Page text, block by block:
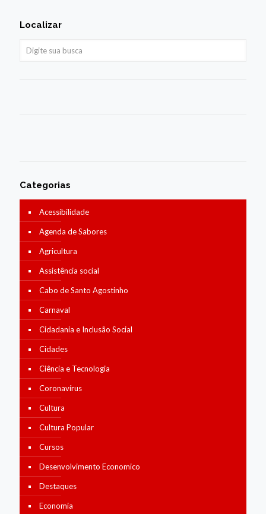
Localizar
Categorias
Acessibilidade
Agenda de Sabores
Agricultura
Assistência social
Cabo de Santo Agostinho
Carnaval
Cidadania e Inclusão Social
Cidades
Ciência e Tecnologia
Coronavírus
Cultura
Cultura Popular
Cursos
Desenvolvimento Economico
Destaques
Economia